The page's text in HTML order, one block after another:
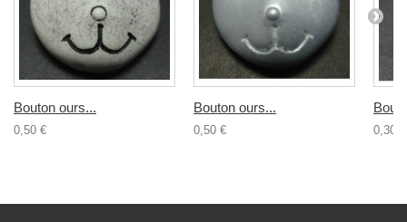
Bouton ours...
0,50 €
Bouton ours...
0,50 € 0,30 €